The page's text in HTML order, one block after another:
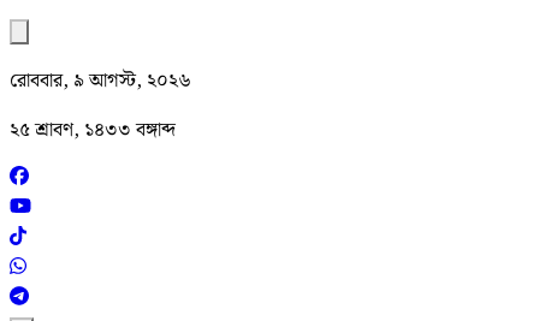
রোববার, ৯ আগস্ট, ২০২৬
২৫ শ্রাবণ, ১৪৩৩ বঙ্গাব্দ